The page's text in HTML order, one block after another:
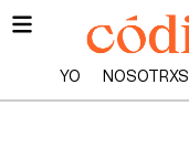
YO NOSOTRXS